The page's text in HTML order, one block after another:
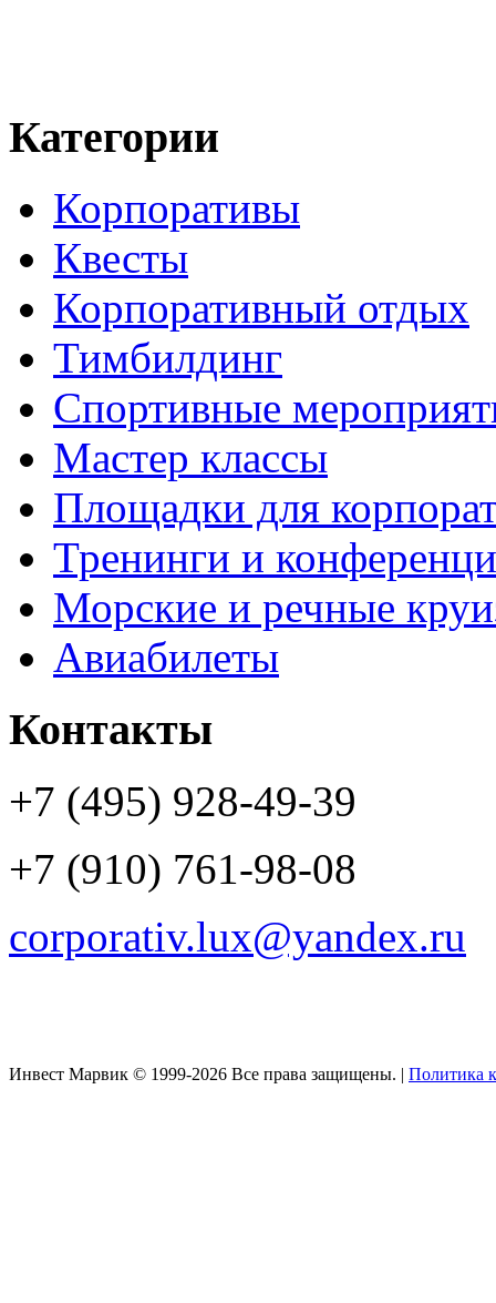
Категории
Корпоративы
Квесты
Корпоративный отдых
Тимбилдинг
Спортивные
Мастер классы
Площадки для
Тренинги и
Морские и речные
Авиабилеты
Контакты
+7 (495) 928-49-39
+7 (910) 761-98-08
corporativ.lux@yandex.ru
Инвест Марвик © 1999-2026 Все права защищены. | Политика